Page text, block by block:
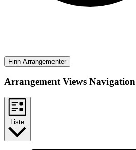
Finn Arrangementer
Arrangement Views Navigation
Liste